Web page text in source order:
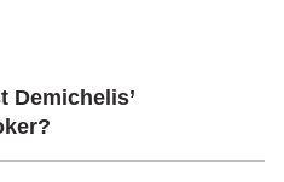
Demichelis’